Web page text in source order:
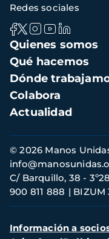
Navegación
principal
Quienes somos
Qué hacemos
Dónde
Colabora
Actualidad
Redes sociales
Información
de
contacto
© 2026 Manos
C/ Barquillo, 38 -
900 811 888
BIZUM
Menú
Información a